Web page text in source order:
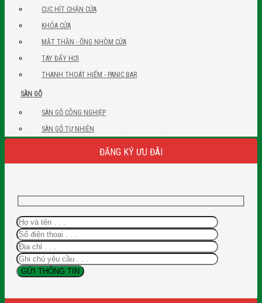
CỤC HÍT CHẶN CỬA
KHÓA CỬA
MẮT THẦN - ỐNG NHÒM CỬA
TAY ĐẨY HƠI
THANH THOÁT HIỂM - PANIC BAR
SÀN GỖ
SÀN GỖ CÔNG NGHIỆP
SÀN GỖ TỰ NHIÊN
ĐĂNG KÝ ƯU ĐÃI